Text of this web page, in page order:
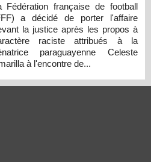
Fédération française de football
a décidé de porter l'affaire
la justice après les propos à
raciste attribués à la
paraguayenne Celeste
à l'encontre de...